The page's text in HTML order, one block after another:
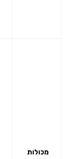
מכולות